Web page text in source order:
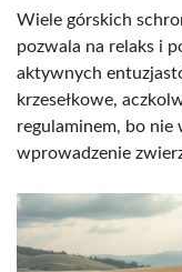
Wiele górskich
pozwala na relaks i
aktywnych
krzesełkowe,
regulaminem, bo nie
wprowadzenie